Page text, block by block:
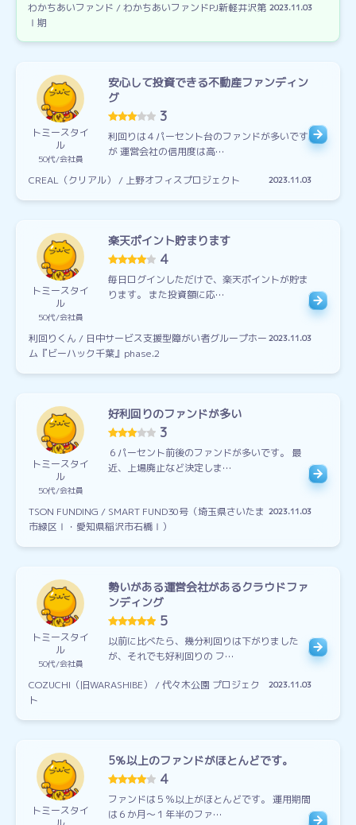
わかちあいファンド / わかちあいファンドPJ新軽井沢第
Ⅰ期
2023.11.03
トミースタイ
ル
50代 会社員
安心して投資できる不動産ファンディン
グ
3
利回りは４パーセント台のファンドが多いです
が 運営会社の信用度は高…
CREAL（クリアル） / 上野オフィスプロジェクト 2023.11.03
トミースタイ
ル
50代 会社員
楽天ポイント貯まります
4
毎日ログインしただけで、楽天ポイントが貯ま
ります。 また投資額に応…
利回りくん / 日中サービス支援型障がい者グループホー
ム『ビーハック千葉』phase.2
2023.11.03
トミースタイ
ル
50代 会社員
好利回りのファンドが多い
3
６パーセント前後のファンドが多いです。 最
近、上場廃止など決定しま…
TSON FUNDING / SMART FUND30号（埼玉県さいたま
市緑区Ⅰ・愛知県稲沢市石橋Ⅰ）
2023.11.03
トミースタイ
ル
50代 会社員
勢いがある運営会社があるクラウドファ
ンディング
5
以前に比べたら、幾分利回りは下がりました
が、それでも好利回りの フ…
COZUCHI（旧WARASHIBE） / 代々木公園 プロジェク
ト
2023.11.03
トミースタイ
5％以上のファンドがほとんどです。
4
ファンドは５％以上がほとんどです。 運用期間
は６か月～１年半のファ…